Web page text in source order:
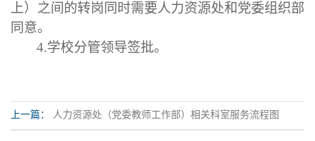
上）之间的转岗同时需要人力资源处和党委组织部
同意。
4.学校分管领导签批。
上一篇： 人力资源处（党委教师工作部）相关科室服务流程图